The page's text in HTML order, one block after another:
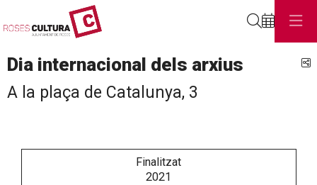
Dia internacional dels arxius
A la plaça de Catalunya, 3
Finalitzat
2021